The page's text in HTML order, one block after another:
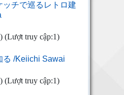
ッチで巡るレトロ建
(Lượt truy cập:1)
る /Keiichi Sawai
(Lượt truy cập:1)